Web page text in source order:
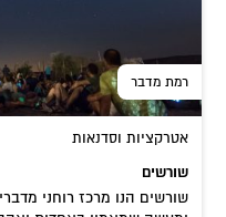
רמת מדבר
אטרקציות וסדנאות
שורשים
שורשים הנו מרכז רוחני